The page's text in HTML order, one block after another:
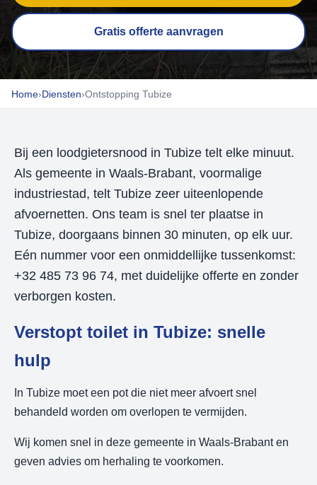
Gratis offerte aanvragen
Home›Diensten›Ontstopping Tubize
Bij een loodgietersnood in Tubize telt elke minuut.
Als gemeente in Waals-Brabant, voormalige
industriestad, telt Tubize zeer uiteenlopende
afvoernetten. Ons team is snel ter plaatse in
Tubize, doorgaans binnen 30 minuten, op elk uur.
Eén nummer voor een onmiddellijke tussenkomst:
+32 485 73 96 74, met duidelijke offerte en zonder
verborgen kosten.
Verstopt toilet in Tubize: snelle
hulp
In Tubize moet een pot die niet meer afvoert snel
behandeld worden om overlopen te vermijden.
Wij komen snel in deze gemeente in Waals-Brabant en
geven advies om herhaling te voorkomen.